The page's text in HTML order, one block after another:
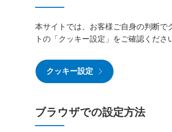
本サイトでは、お客様ご自身の判断で
トの「クッキー設定」をご確認くださ
クッキー設定
ブラウザでの設定方法